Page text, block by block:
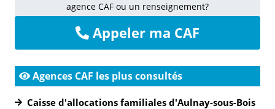
agence CAF ou un renseignement?
Appeler ma CAF
Agences CAF les plus consultés
Caisse d'allocations familiales d'Aulnay-sous-Bois